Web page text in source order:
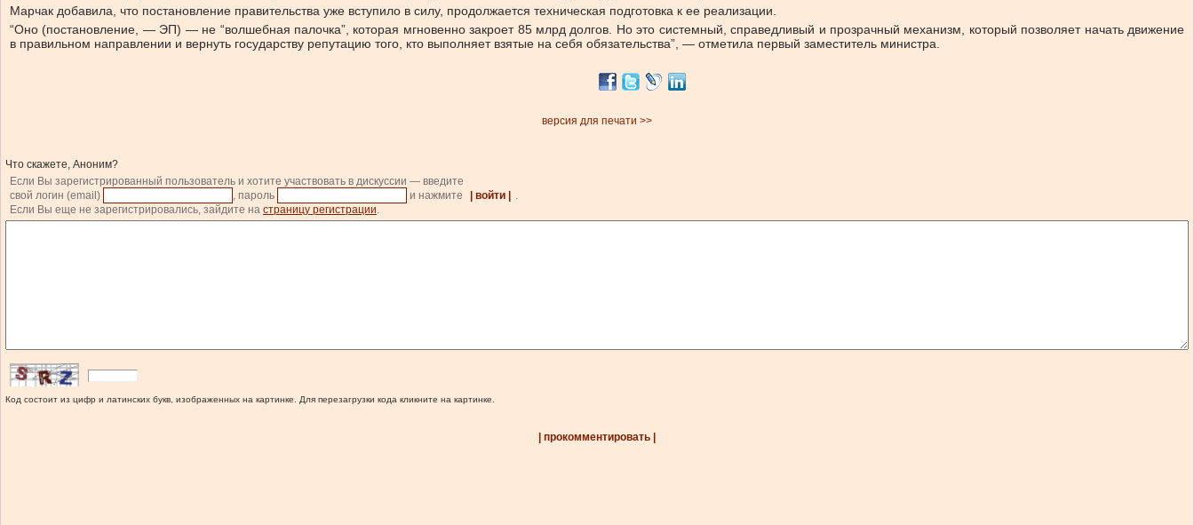
Марчак добавила, что постановление правительства уже вступило в силу, продолжается техническая подготовка к ее реализации.
“Оно (постановление, — ЭП) — не “волшебная палочка”, которая мгновенно закроет 85 млрд долгов. Но это системный, справедливый и прозрачный механизм, который позволяет начать движение
в правильном направлении и вернуть государству репутацию того, кто выполняет взятые на себя обязательства”, — отметила первый заместитель министра.
версия для печати >>
Что скажете, Аноним?
Если Вы зарегистрированный пользователь и хотите участвовать в дискуссии — введите
свой логин (email)
, пароль и нажмите | войти |
.
Если Вы еще не зарегистрировались, зайдите на страницу регистрации.
Код состоит из цифр и латинских букв, изображенных на картинке. Для перезагрузки кода кликните на картинке.
| прокомментировать |